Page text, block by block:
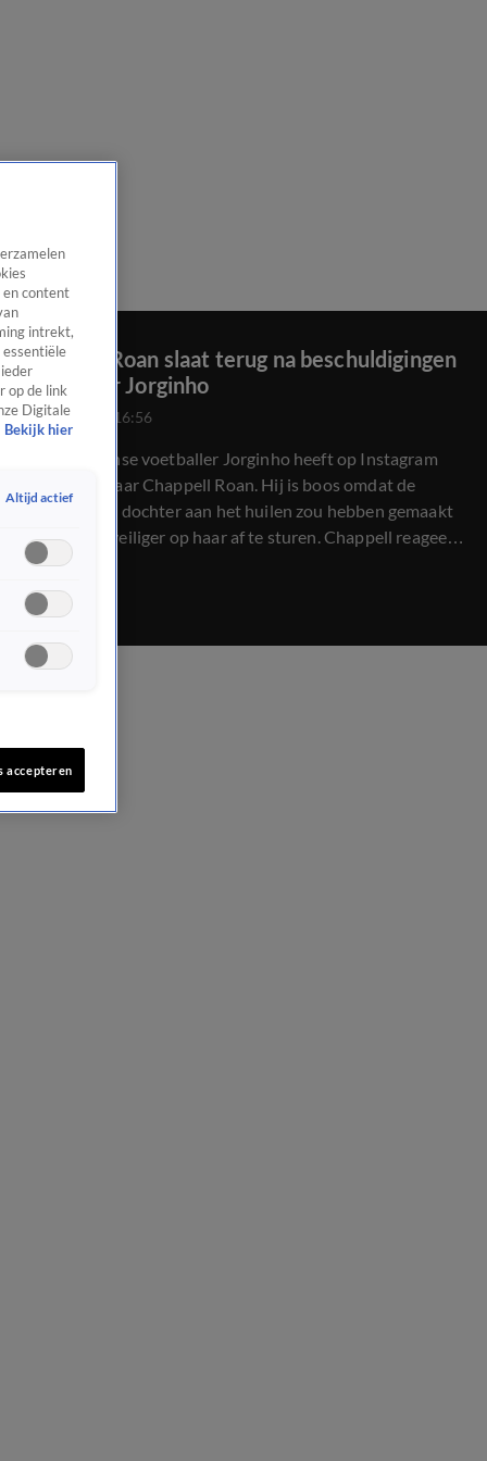
Chappell Roan slaat terug na beschuldigingen
voetballer Jorginho
22 mrt 2026, 16:56
De Braziliaanse voetballer Jorginho heeft op Instagram
uitgehaald naar Chappell Roan. Hij is boos omdat de
zangeres zijn dochter aan het huilen zou hebben gemaakt
door een beveiliger op haar af te sturen. Chappell reageert
op de beschuldigingen.
en content
intrekt,
op de link
Digitale
Bekijk hier
Altijd actief
accepteren